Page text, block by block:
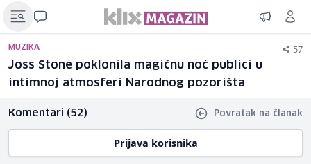
MUZIKA 57
Joss Stone poklonila magičnu noć publici u
intimnoj atmosferi Narodnog pozorišta
Komentari (52) Povratak na članak
Prijava korisnika